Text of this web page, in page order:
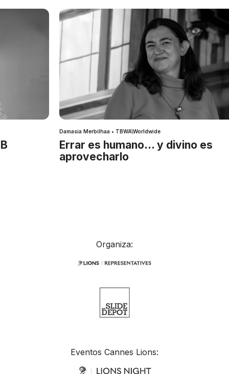
Damasia Merbilhaa • TBWA\Worldwide
Errar es humano… y divino es
aprovecharlo
Organiza:
Eventos Cannes Lions: